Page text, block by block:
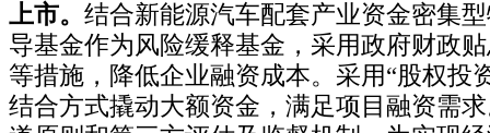
上市。 结合新能源汽车配套产业资金密集
导基金作为风险缓释基金，采用政府财政
等措施，降低企业融资成本。采用“股权投
结合方式撬动大额资金，满足项目融资需